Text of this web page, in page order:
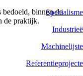
bedoeld, binnen de
de praktijk.